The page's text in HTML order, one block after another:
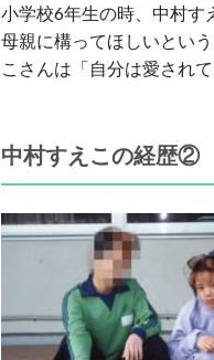
小学校6年生の時、中村す
母親に構ってほしいとい
こさんは「自分は愛され
中村すえこの経歴②